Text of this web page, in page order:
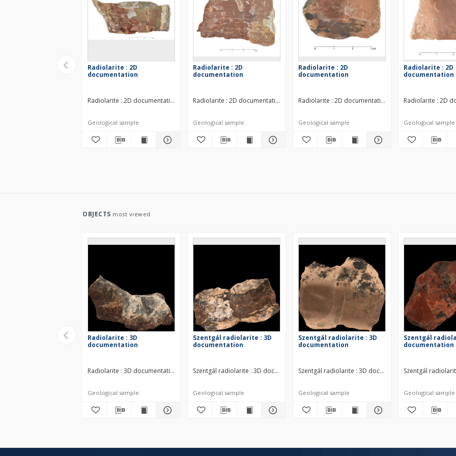
Radiolarite : 2D
documentation
Radiolarite : 2D documentation Middle Jurassic
Geological sample
Radiolarite : 2D
documentation
Radiolarite : 2D documentation Middle Jurassic
Geological sample
Radiolarite : 2D
documentation
Radiolarite : 2D documentation Middle Jurassic
Geological sample
Radiolarite : 2D
documentation
Radiolarite : 2D
Geological sample
OBJECTS most viewed
Radiolarite : 3D
documentation
Radiolarite : 3D documentation Middle Jurassic
Geological sample
Szentgál radiolarite : 3D
documentation
Szentgál radiolarite : 3D documentation Middle Jurassic
Geological sample
Szentgál radiolarite : 3D
documentation
Szentgál radiolarite : 3D documentation Middle
Geological sample
Szentgál
documentation
Szentgál
Geological sample